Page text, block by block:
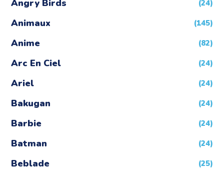
Angry Birds (24)
Animaux (145)
Anime (82)
Arc En Ciel (24)
Ariel (24)
Bakugan (24)
Barbie (24)
Batman (24)
Beblade (25)